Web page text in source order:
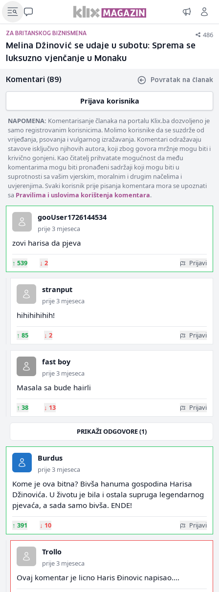
ZA BRITANSKOG BIZNISMENA 486
Melina Džinović se udaje u subotu: Sprema se
luksuzno vjenčanje u Monaku
Komentari (89) Povratak na članak
Prijava korisnika
NAPOMENA: Komentarisanje članaka na portalu Klix.ba dozvoljeno je
samo registrovanim korisnicima. Molimo korisnike da se suzdrže od
vrijeđanja, psovanja i vulgarnog izražavanja. Komentari odražavaju
stavove isključivo njihovih autora, koji zbog govora mržnje mogu biti i
krivično gonjeni. Kao čitatelj prihvatate mogućnost da među
komentarima mogu biti pronađeni sadržaji koji mogu biti u
suprotnosti sa vašim vjerskim, moralnim i drugim načelima i
uvjerenjima. Svaki korisnik prije pisanja komentara mora se upoznati
sa Pravilima i uslovima korištenja komentara.
gooUser1726144534
prije 3 mjeseca
zovi harisa da pjeva
↑ 539 ↓ 2 Prijavi
stranput
prije 3 mjeseca
hihihihihih!
↑ 85 ↓ 2 Prijavi
fast boy
prije 3 mjeseca
Masala sa bude hairli
↑ 38 ↓ 13 Prijavi
PRIKAŽI ODGOVORE (1)
Burdus
prije 3 mjeseca
Kome je ova bitna? Bivša hanuma gospodina Harisa
Džinovića. U životu je bila i ostala supruga legendarnog
pjevaća, a sada samo bivša. ENDE!
↑ 391 ↓ 10 Prijavi
Trollo
prije 3 mjeseca
Ovaj komentar je licno Haris Đinovic napisao....